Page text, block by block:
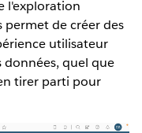
l'exploration
de créer des
utilisateur
quel que
tirer parti pour